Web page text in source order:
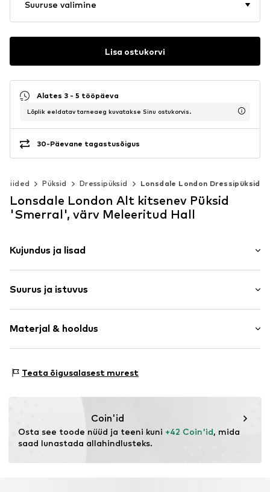
Suuruse valimine
Lisa ostukorvi
Alates 3 - 5 tööpäeva
Lõplik eeldatav tarneaeg kuvatakse Sinu ostukorvis.
30-Päevane tagastusõigus
Riided Püksid Dressipüksid Lonsdale London Dressipüksid
Lonsdale London Alt kitsenev Püksid
'Smerral', värv Meleeritud Hall
Kujundus ja lisad
Dressikangas
Veniv vöökoht
Pehme materjal
Toote nr. LSD0045001000001
Suurus ja istuvus
Istuvus: Alt kitsenev
Materjal & hooldus
Päritoluriik: India
Teata õigusalasest murest
Coin'id
Osta see toode nüüd ja teeni kuni +42 Coin'id, mida
saad lunastada allahindlusteks.